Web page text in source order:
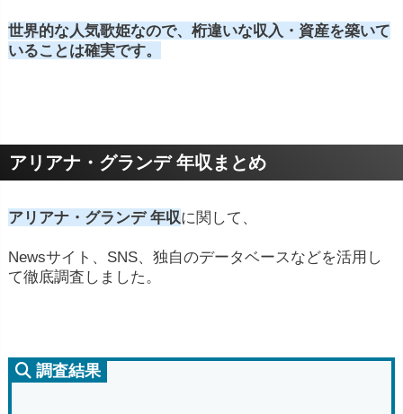
世界的な人気歌姫なので、桁違いな収入・資産を築いて
いることは確実です。
アリアナ・グランデ 年収まとめ
アリアナ・グランデ 年収に関して、
Newsサイト、SNS、独自のデータベースなどを活用し
て徹底調査しました。
調査結果